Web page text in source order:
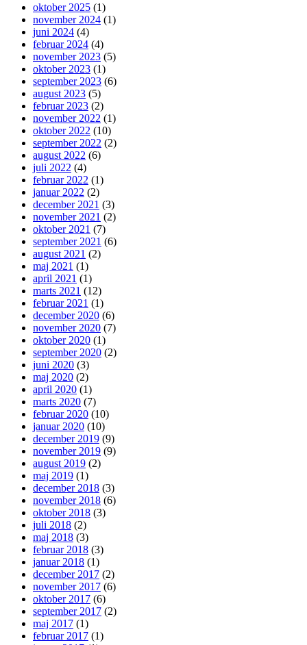
oktober 2025 (1)
november 2024 (1)
juni 2024 (4)
februar 2024 (4)
november 2023 (5)
oktober 2023 (1)
september 2023 (6)
august 2023 (5)
februar 2023 (2)
november 2022 (1)
oktober 2022 (10)
september 2022 (2)
august 2022 (6)
juli 2022 (4)
februar 2022 (1)
januar 2022 (2)
december 2021 (3)
november 2021 (2)
oktober 2021 (7)
september 2021 (6)
august 2021 (2)
maj 2021 (1)
april 2021 (1)
marts 2021 (12)
februar 2021 (1)
december 2020 (6)
november 2020 (7)
oktober 2020 (1)
september 2020 (2)
juni 2020 (3)
maj 2020 (2)
april 2020 (1)
marts 2020 (7)
februar 2020 (10)
januar 2020 (10)
december 2019 (9)
november 2019 (9)
august 2019 (2)
maj 2019 (1)
december 2018 (3)
november 2018 (6)
oktober 2018 (3)
juli 2018 (2)
maj 2018 (3)
februar 2018 (3)
januar 2018 (1)
december 2017 (2)
november 2017 (6)
oktober 2017 (6)
september 2017 (2)
maj 2017 (1)
februar 2017 (1)